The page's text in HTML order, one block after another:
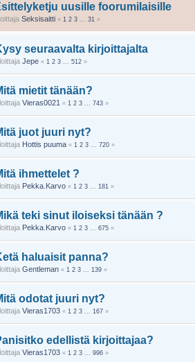
uusille foorumilaisille
Seksisaitti «1 2 3 ...31 »
seuraavalta kirjoittajalta
Jepe « 1 2 3 ...512 »
mietit tänään?
Vieras0021 « 1 2 3 ...743 »
juot juuri nyt?
Hottis puuma « 1 2 3 ...720 »
ihmettelet ?
Pekka.Karvo « 1 2 3 181 »
teki sinut iloiseksi tänään ?
Pekka.Karvo « 1 2 3 ...675 »
haluaisit panna?
Gentleman «1 2 3 ...139 »
odotat juuri nyt?
Vieras1703 «1 2 3 ...167 »
edellistä kirjoittajaa?
Vieras1703 «1 2 3 ...996 »